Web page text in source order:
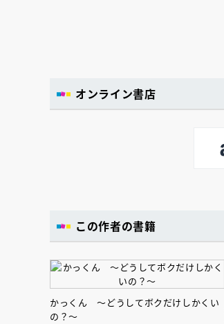
オンライン書店
この作者の書籍
かっくん ～どうしてボクだけしかくい
の？～